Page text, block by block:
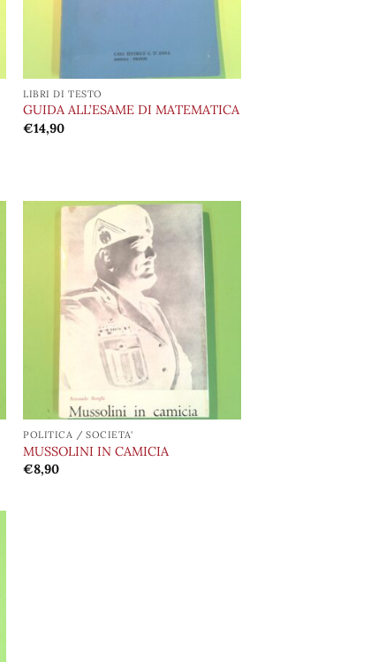
LIBRI DI TESTO
GUIDA ALL’ESAME DI MATEMATICA
€14,90
Aggiungi
alla lista
dei
POLITICA / SOCIETA'
MUSSOLINI IN CAMICIA
€8,90